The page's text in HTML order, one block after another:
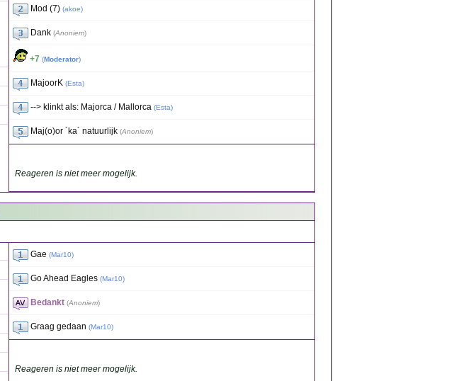
Mod (7) (akoe)
Dank (Anoniem)
+7 (Moderator)
MajoorK (Esta)
--> klinkt als: Majorca / Mallorca (Esta)
Maj(o)or ´ka´ natuurlijk (Anoniem)
Reageren is niet meer mogelijk.
Gae (Mar10)
Go Ahead Eagles (Mar10)
Bedankt (Anoniem)
Graag gedaan (Mar10)
Reageren is niet meer mogelijk.